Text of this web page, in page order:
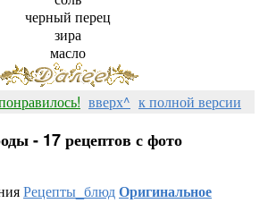
черный перец
зира
масло
вверх^ к полной версии
- 17 рецептов с фото
Рецепты_блюдОригинальное